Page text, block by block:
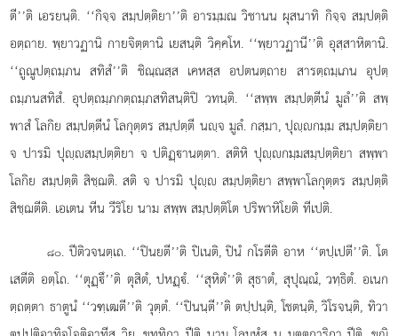
ตี’’ติ เอรยนฺติ. ‘‘กิจฺจ สมฺปตฺติยา’’ติ อารมฺมณ วิชานน ผุสนาทิ กิจฺจ สมฺปตฺติ
อตฺถาย. พฺยาวฏานิ กายจิตฺตานิ เยสนฺติ วิคฺคโห. ‘‘พฺยาวฏานี’’ติ อุสฺสาหิตานิ.
‘‘ถูณูปตฺถมฺภน สทิสํ’’ติ ชิณฺณสฺส เคหสฺส อปตนตฺถาย สารตฺถมฺเภน อุปตฺ
ถมฺภนสทิสํ. อุปตฺถมฺภกตฺถมฺภสทิสนฺติปิ วทนฺติ. ‘‘สพฺพ สมฺปตฺตีนํ มูลํ’’ติ สพฺ
พาสํ โลกิย สมฺปตฺตีนํ โลกุตฺตร สมฺปตฺตี นฺจ มูลํ. กสฺมา, ปุฺกมฺม สมฺปตฺติยา
จ ปารมิ ปุฺสมฺปตฺติยา จ ปติฏฺานตฺตา. สติหิ ปุฺกมฺมสมฺปตฺติยา สพฺพา
โลกิย สมฺปตฺติ สิชฺฌติ. สติ จ ปารมิ ปุฺ สมฺปตฺติยา สพฺพาโลกุตฺตร สมฺปตฺติ
สิชฺฌตีติ. เอเตน หีน วีริโย นาม สพฺพ สมฺปตฺติโต ปริพาหิโยติ ทีเปติ.
๘๐. ปีติวจนตฺเถ. ‘‘ปินยตี’’ติ ปิเนติ, ปินํ กโรตีติ อาห ‘‘ตปฺเปตี’’ติ. โต
เสตีติ อตฺโถ. ‘‘ตุฏฺึ’’ติ ตุสิตํ, ปหฏฺํ. ‘‘สุหิตํ’’ติ สุธาตํ, สุปุณฺณํ, วทฺธิตํ. อเนก
ตฺถตฺตา ธาตูนํ ‘‘วฑฺเฒตี’’ติ วุตฺตํ. ‘‘ปินนฺตี’’ติ ตปฺปนฺติ, โชตนฺติ, วิโรจนฺติ, ทิวา